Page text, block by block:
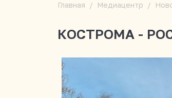
Главная Медиацентр
КОСТРОМА -